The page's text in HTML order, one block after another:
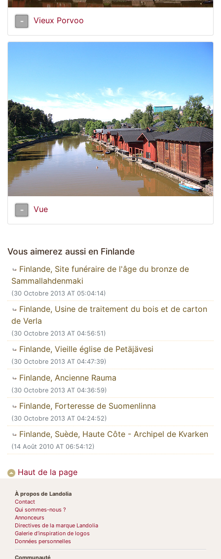
Vieux Porvoo
Vue
Vous aimerez aussi en Finlande
Finlande, Site funéraire de l'âge du bronze de
Sammallahdenmaki
(30 Octobre 2013 AT 05:04:14)
Finlande, Usine de traitement du bois et de carton
de Verla
(30 Octobre 2013 AT 04:56:51)
Finlande, Vieille église de Petäjävesi
(30 Octobre 2013 AT 04:47:39)
Finlande, Ancienne Rauma
(30 Octobre 2013 AT 04:36:59)
Finlande, Forteresse de Suomenlinna
(30 Octobre 2013 AT 04:24:52)
Finlande, Suède, Haute Côte - Archipel de Kvarken
(14 Août 2010 AT 06:54:12)
Haut de la page
À propos de Landolia
Contact
Qui sommes-nous ?
Annonceurs
Directives de la marque Landolia
Galerie d’inspiration de logos
Données personnelles